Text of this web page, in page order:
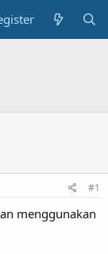
#1
menggunakan